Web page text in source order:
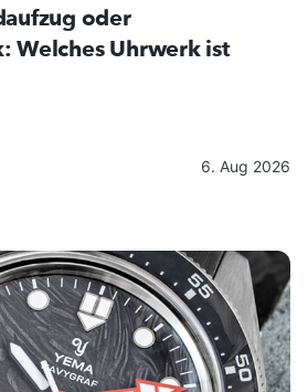
oder
Welches Uhrwerk ist
6. Aug 2026